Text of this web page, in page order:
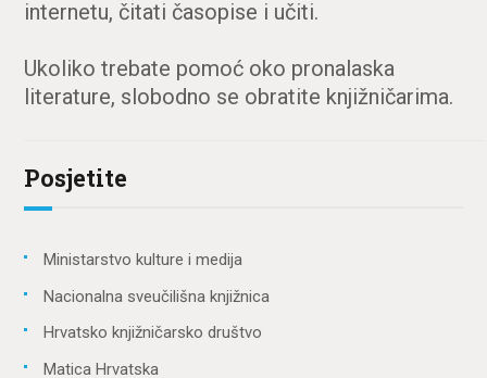
internetu, čitati časopise i učiti.
Ukoliko trebate pomoć oko pronalaska
literature, slobodno se obratite knjižničarima.
Posjetite
Ministarstvo kulture i medija
Nacionalna sveučilišna knjižnica
Hrvatsko knjižničarsko društvo
Matica Hrvatska